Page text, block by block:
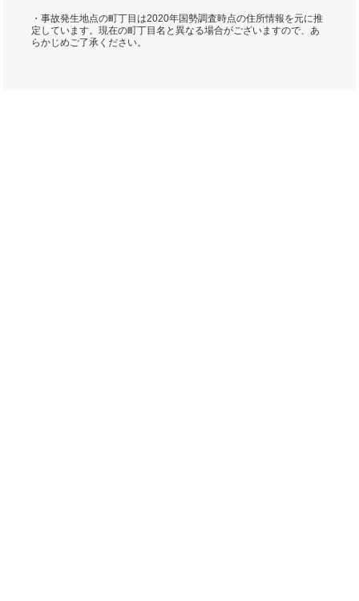
・事故発生地点の町丁目は2020年国勢調査時点の住所情報を元に推
定しています。現在の町丁目名と異なる場合がございますので、あ
らかじめご了承ください。